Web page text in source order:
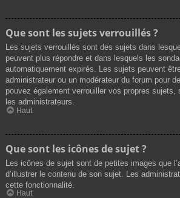
Que sont les sujets verrouillés ?
Les sujets verrouillés sont des sujets dans
peuvent plus répondre et dans lesquels les
automatiquement expirés. Les sujets peuvent
administrateur ou un modérateur du forum pour
pouvez également verrouiller vos propres sujets,
les administrateurs.
Haut
Que sont les icônes de sujet ?
Les icônes de sujet sont de petites images que
d’illustrer le contenu de son sujet. Les
cette fonctionnalité.
Haut